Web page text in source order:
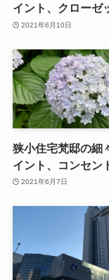
イント、クローゼ
2021年6月10日
狭小住宅梵邸の細
イント、コンセン
2021年6月7日